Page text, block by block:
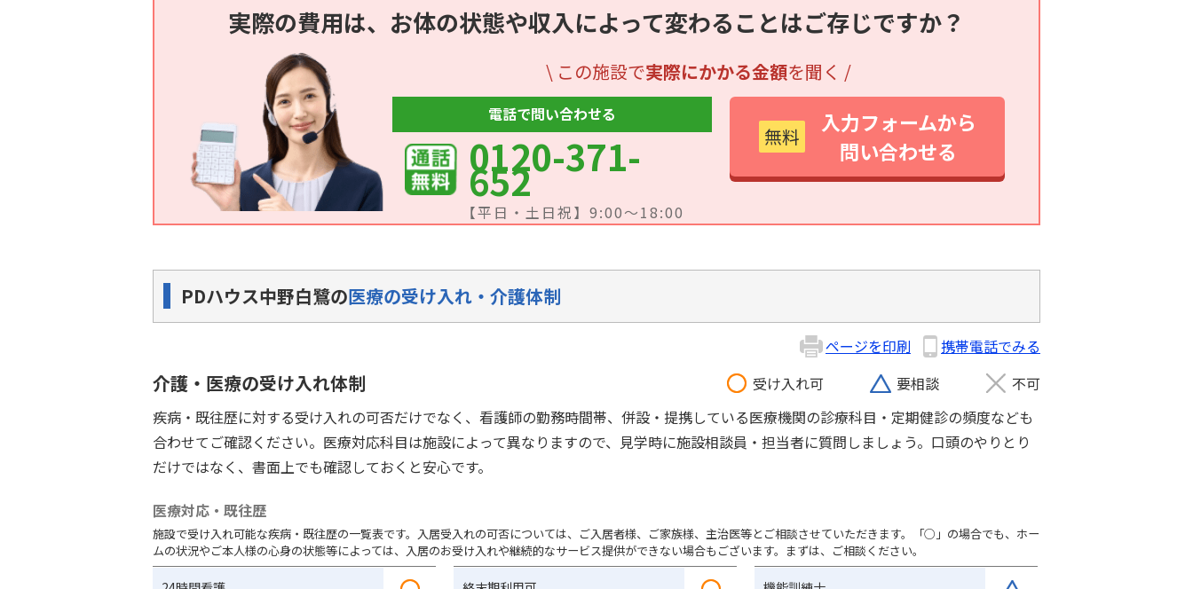
実際の費用は、お体の状態や収入によって変わることはご存じですか？
\ この施設で実際にかかる金額を聞く /
電話で問い合わせる
0120-371-
652
【平日・土日祝】9:00～18:00
無料
入力フォームから
問い合わせる
PDハウス中野白鷺の医療の受け入れ・介護体制
ページを印刷 携帯電話でみる
介護・医療の受け入れ体制 受け入れ可 要相談
不可
疾病・既往歴に対する受け入れの可否だけでなく、看護師の勤務時間帯、併設・提携している医療機関の診療科目・定期健診の頻度なども
合わせてご確認ください。医療対応科目は施設によって異なりますので、見学時に施設相談員・担当者に質問しましょう。口頭のやりとり
だけではなく、書面上でも確認しておくと安心です。
医療対応・既往歴
施設で受け入れ可能な疾病・既往歴の一覧表です。入居受入れの可否については、ご入居者様、ご家族様、主治医等とご相談させていただきます。「○」の場合でも、ホー
ムの状況やご本人様の心身の状態等によっては、入居のお受け入れや継続的なサービス提供ができない場合もございます。まずは、ご相談ください。